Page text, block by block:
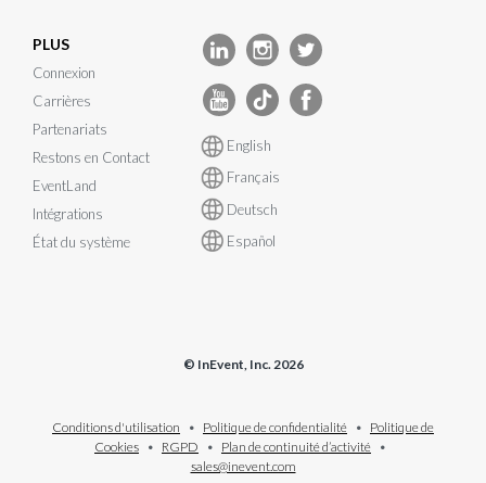
PLUS
Connexion
Carrières
Partenariats
Restons en Contact
EventLand
Intégrations
État du système
English
Français
Deutsch
Español
© InEvent, Inc. 2026
Conditions d'utilisation • Politique de confidentialité • Politique de
Cookies • RGPD • Plan de continuité d’activité •
sales@inevent.com